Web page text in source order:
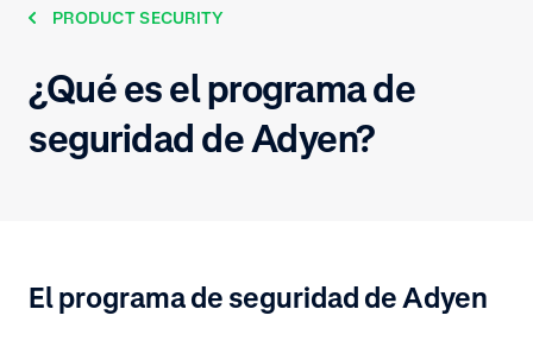
PRODUCT SECURITY
¿Qué es el programa de
seguridad de Adyen?
El programa de seguridad de Adyen